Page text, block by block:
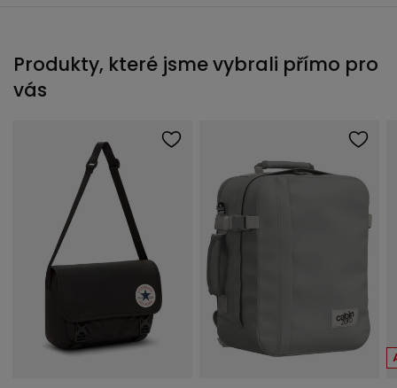
Produkty, které jsme vybrali přímo pro
vás